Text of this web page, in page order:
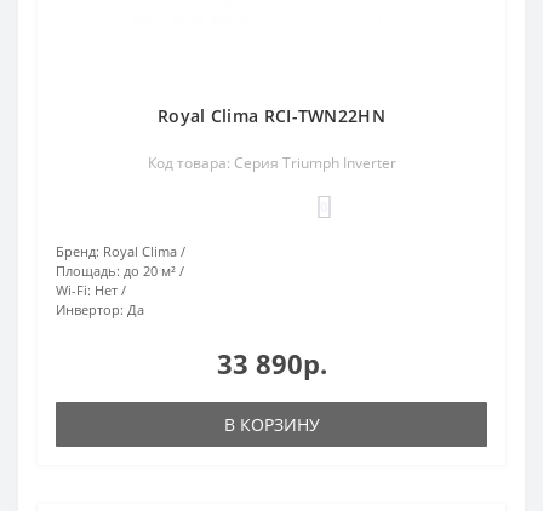
Royal Clima RCI-TWN22HN
Код товара: Серия Triumph Inverter
Бренд: Royal Clima
Площадь: до 20 м²
Wi-Fi: Нет
Инвертор: Да
33 890р.
В КОРЗИНУ